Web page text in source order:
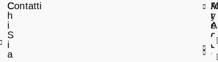
C
h
i
S
i
a
Contatti
A
r
e
a
L
e
y
A
c
c
o